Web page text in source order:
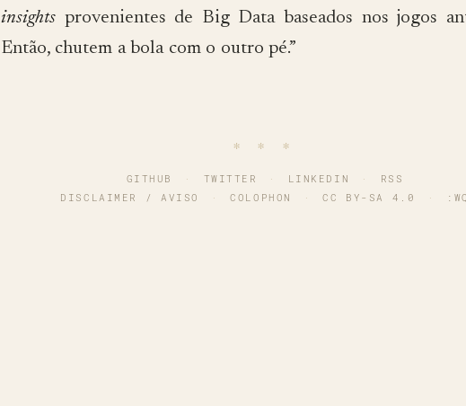
insights provenientes de Big Data baseados nos jogos
Então, chutem a bola com o outro pé.”
∗ ∗ ∗
GITHUB · TWITTER · LINKEDIN ·
RSS
DISCLAIMER / AVISO
· COLOPHON · CC BY-SA 4.0 · :WQ